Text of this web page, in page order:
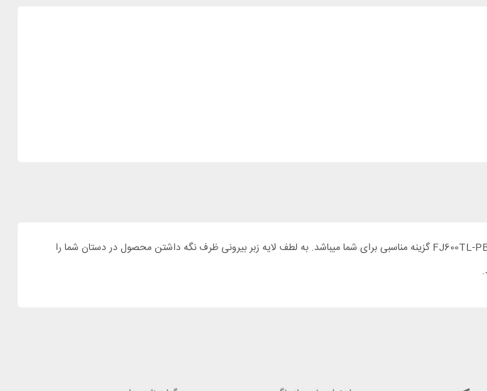
برای گرم نگه داشتن غذای خود در سفر یا محل کار به یک ظرف غذای با کیفیت نیاز دارید. ظرف غذا اشبیت مدل FJ600TL-PB گزینه مناسبی برای شما میباشد. به لطف لایه زبر بیرونی ظرف نگه داشتن محصول در دستان شما را